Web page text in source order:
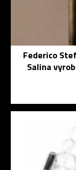
Federico
Salina